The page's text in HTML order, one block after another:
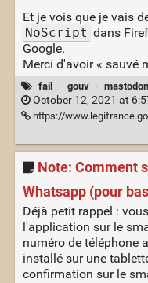
Et je vois que je vais
NoScript dans
Google.
Merci d'avoir « sauvé
fail · gouv ·
October 12, 2021 at
https://
Note: Comment
Whatsapp (pour
Déjà petit rappel :
l'application sur le
numéro de téléphone
installé sur une
confirmation sur le